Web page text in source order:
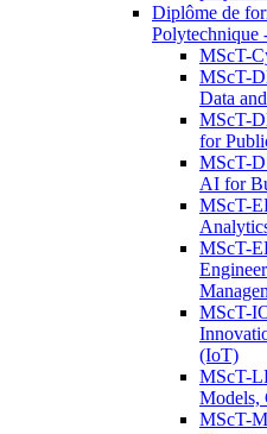
Diplôme de
MScT-
MScT-
Data
MScT-
for
MScT-
AI for
MScT-
MScT-
MScT-
(IoT)
MScT-
Models,
MScT-